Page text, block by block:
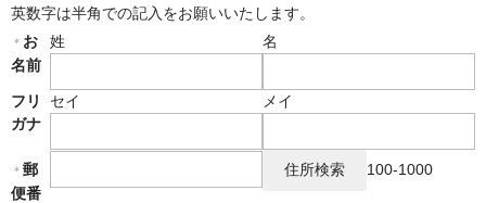
カワサキオフロードエントリーショップ
英数字は半角での記入をお願いいたします。
＊ お
名前
姓 名
フリ
ガナ
セイ メイ
＊ 郵
便番
100-1000